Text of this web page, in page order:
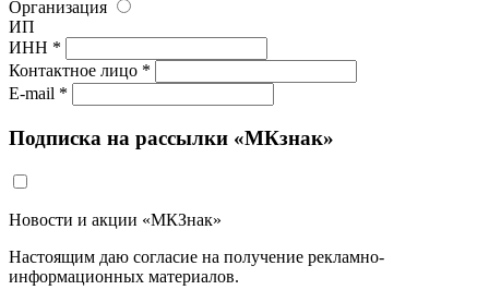
Организация
ИП
ИНН *
Контактное лицо *
E-mail *
Подписка на рассылки «МКзнак»
Новости и акции «МКЗнак»
Настоящим даю согласие на получение рекламно-
информационных материалов.